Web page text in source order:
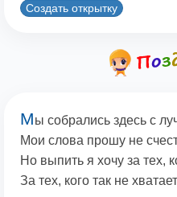
Создать открытку
Мы собрались здесь с
Мои слова прошу не
Но выпить я хочу за тех,
За тех, кого так не